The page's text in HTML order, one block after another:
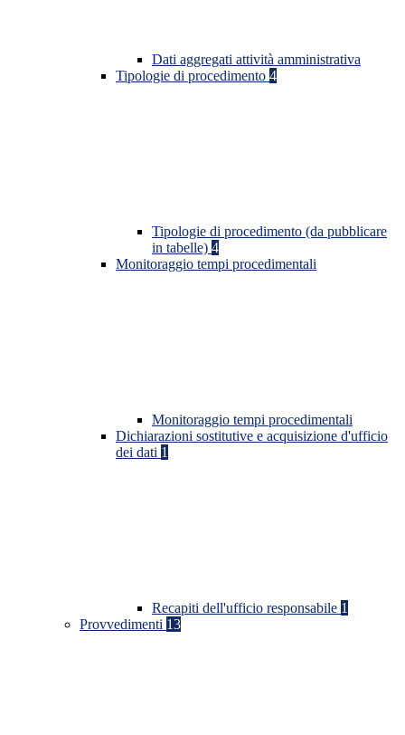
Dati aggregati attività amministrativa
Tipologie di procedimento 4
Tipologie di procedimento (da pubblicare
in tabelle) 4
Monitoraggio tempi procedimentali
Monitoraggio tempi procedimentali
Dichiarazioni sostitutive e acquisizione d'ufficio
dei dati 1
Recapiti dell'ufficio responsabile 1
Provvedimenti 13